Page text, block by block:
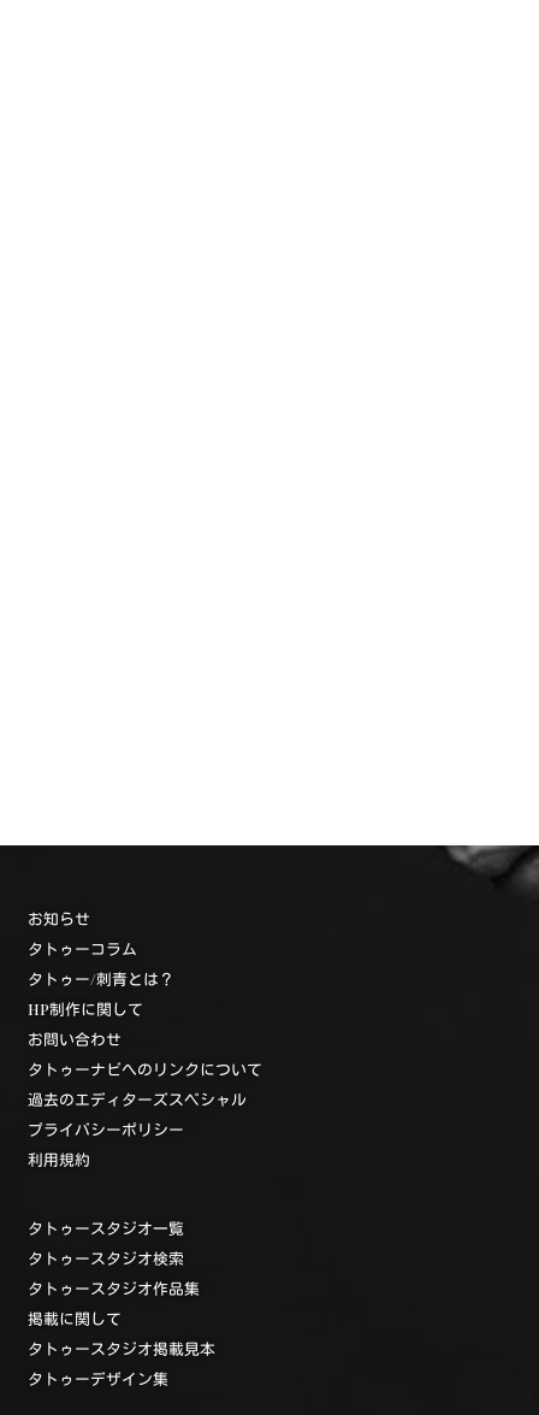
お知らせ
タトゥーコラム
タトゥー/刺青とは？
HP制作に関して
お問い合わせ
タトゥーナビへのリンクについて
過去のエディターズスペシャル
プライバシーポリシー
利用規約
タトゥースタジオ一覧
タトゥースタジオ検索
タトゥースタジオ作品集
掲載に関して
タトゥースタジオ掲載見本
タトゥーデザイン集